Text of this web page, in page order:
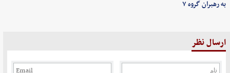
به رهبران گروه ۷
ارسال نظر